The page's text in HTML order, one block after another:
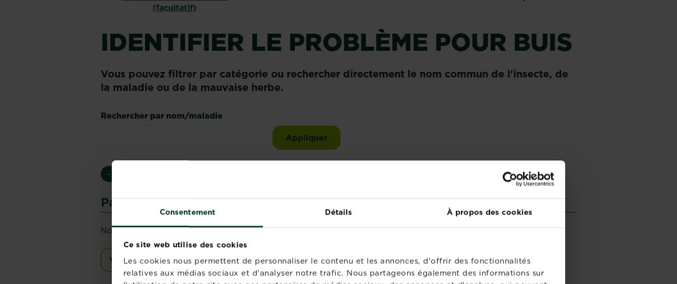
Consentement Détails À propos des cookies
Ce site web utilise des cookies
Les cookies nous permettent de personnaliser le contenu et les annonces, d'offrir des fonctionnalités
relatives aux médias sociaux et d'analyser notre trafic. Nous partageons également des informations sur
(facultatif)
IDENTIFIER LE PROBLÈME POUR BUIS
Vous pouvez filtrer par catégorie ou rechercher directement le nom commun de l'insecte, de
la maladie ou de la mauvaise herbe.
Rechercher par nom/maladie
- Tous -
Pas de résultat
Nous sommes désolés, nous ne trouvons pas ce que vous recherchez. Essayez à nouveau.
Voir toutes les maladies